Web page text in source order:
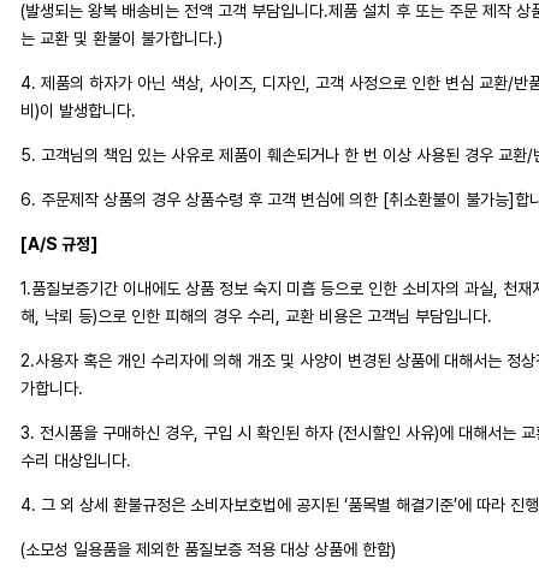
(발생되는 왕복 배송비는 전액 고객 부담입니다.제품 설치 후 또는 주문 제작 상
는 교환 및 환불이 불가합니다.)
4. 제품의 하자가 아닌 색상, 사이즈, 디자인, 고객 사정으로 인한 변심 교환/반
비)이 발생합니다.
5. 고객님의 책임 있는 사유로 제품이 훼손되거나 한 번 이상 사용된 경우 교환/
6. 주문제작 상품의 경우 상품수령 후 고객 변심에 의한 [취소환불이 불가능]합
[A/S 규정]
1.품질보증기간 이내에도 상품 정보 숙지 미흡 등으로 인한 소비자의 과실, 천
해, 낙뢰 등)으로 인한 피해의 경우 수리, 교환 비용은 고객님 부담입니다.
2.사용자 혹은 개인 수리자에 의해 개조 및 사양이 변경된 상품에 대해서는 정
가합니다.
3. 전시품을 구매하신 경우, 구입 시 확인된 하자 (전시할인 사유)에 대해서는
수리 대상입니다.
4. 그 외 상세 환불규정은 소비자보호법에 공지된 ‘품목별 해결기준’에 따라 진
(소모성 일용품을 제외한 품질보증 적용 대상 상품에 한함)